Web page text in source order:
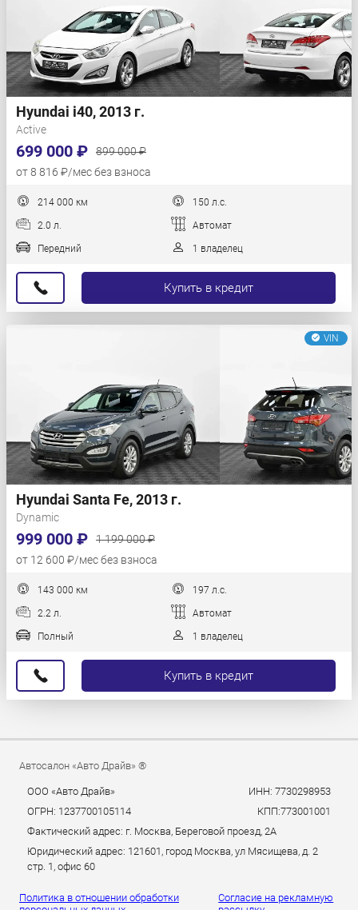
Hyundai i40, 2013 г.
Active
699 000 ₽
899 000 ₽
от 8 816 ₽/мес без взноса
214 000 км 150 л.с.
2.0 л. Автомат
Передний 1 владелец
Купить в кредит
VIN
Hyundai Santa Fe, 2013 г.
Dynamic
999 000 ₽
1 199 000 ₽
от 12 600 ₽/мес без взноса
143 000 км 197 л.с.
2.2 л. Автомат
Полный 1 владелец
Купить в кредит
Автосалон «Авто Драйв» ®
ООО «Авто Драйв»
ИНН: 7730298953
ОГРН: 1237700105114
КПП:773001001
Фактический адрес: г. Москва, Береговой проезд, 2А
Юридический адрес: 121601, город Москва, ул Мясищева, д. 2
стр. 1, офис 60
Политика в отношении обработки
Согласие на рекламную